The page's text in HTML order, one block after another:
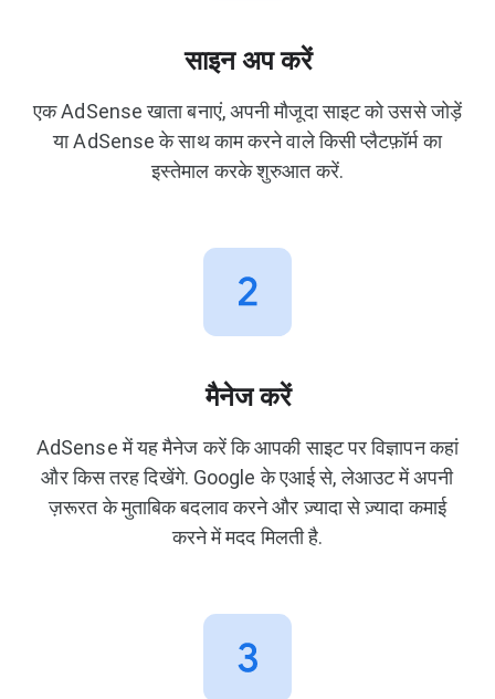
साइन अप करें
एक AdSense खाता बनाएं, अपनी मौजूदा साइट को उससे जोड़ें
या AdSense के साथ काम करने वाले किसी प्लैटफ़ॉर्म का
इस्तेमाल करके शुरुआत करें.
मैनेज करें
AdSense में यह मैनेज करें कि आपकी साइट पर विज्ञापन कहां
और किस तरह दिखेंगे. Google के एआई से, लेआउट में अपनी
ज़रूरत के मुताबिक बदलाव करने और ज़्यादा से ज़्यादा कमाई
करने में मदद मिलती है.